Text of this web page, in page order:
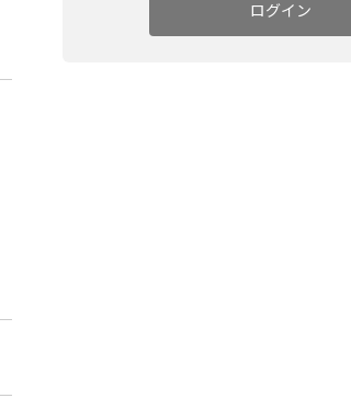
ログイン